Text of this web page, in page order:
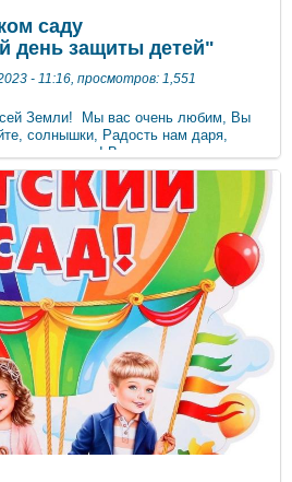
саду
день защиты детей"
- 11:16, просмотров: 1,551
Земли! Мы вас очень любим, Вы
солнышки, Радость нам даря,
всегда! В нашем детском
Международному дню
Дети с удовольствием
танцевали, играли и
эстафетах, вместе с героями из
занимательный, веселый,